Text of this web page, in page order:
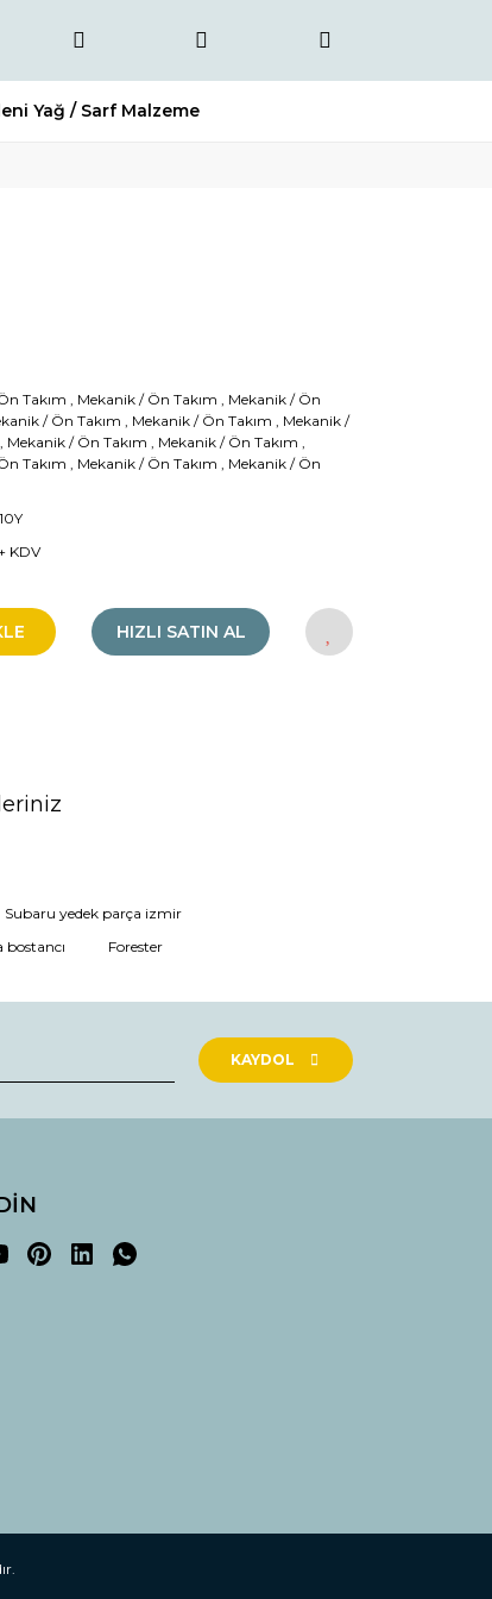
Yağ / Sarf Malzeme
Takım , Mekanik / Ön Takım , Mekanik / Ön
/ Ön Takım , Mekanik / Ön Takım , Mekanik /
, Mekanik / Ön Takım , Mekanik / Ön Takım ,
Takım , Mekanik / Ön Takım , Mekanik / Ön
KDV
HIZLI SATIN AL
iletebilirsiniz.
Subaru yedek parça izmir
bostancı Forester
KAYDOL